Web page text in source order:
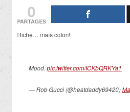
0
PARTAGES
Riche… mais colon!
Mood. pic.twitter.com/ICKbQRKYa1
— Rob Gucci (@heatdaddy69420)